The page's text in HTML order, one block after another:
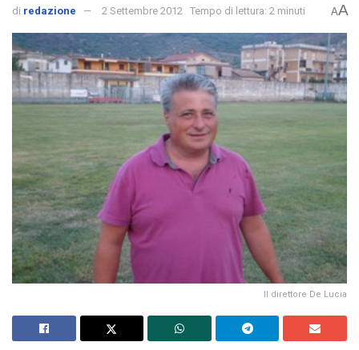
di redazione 2 Settembre 2012 Tempo di lettura: 2 minuti AA
Il direttore De Lucia